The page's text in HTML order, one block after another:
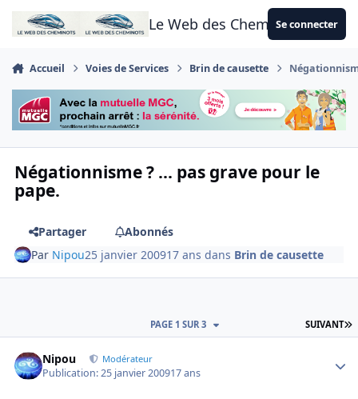
Aller au contenu
Le Web des CheminotsSe connecter
Accueil Voies de Services Brin de causette
Négationnisme ? ... pas grave pour le
pape.
Partager
Abonnés
Par Nipou25 janvier 200917 ans dans Brin de causette
SUIVANT
PAGE 1 SUR 3
Nipou Modérateur
Publication:25 janvier 200917 ans